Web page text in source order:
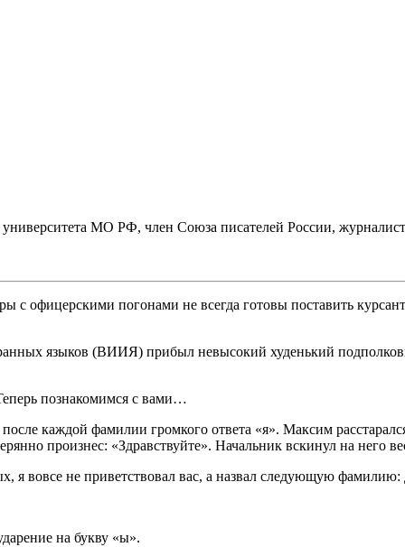
МО РФ, член Союза писателей России,
с офицерскими погонами не всегда готовы поставить
языков (ВИИЯ) прибыл невысокий худенький
познакомимся с вами…
каждой фамилии громкого ответа «я». Максим
произнес: «Здравствуйте». Начальник вскинул на него
я вовсе не приветствовал вас, а назвал следующую
на букву «ы».